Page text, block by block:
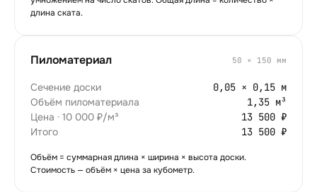
длина ската.
Пиломатериал 50 × 150 мм
Сечение доски
0,05 × 0,15 м
Объём пиломатериала
1,35 м³
Цена · 10 000 ₽/м³
13 500 ₽
Итого
13 500 ₽
Объём = суммарная длина × ширина × высота доски.
Стоимость — объём × цена за кубометр.